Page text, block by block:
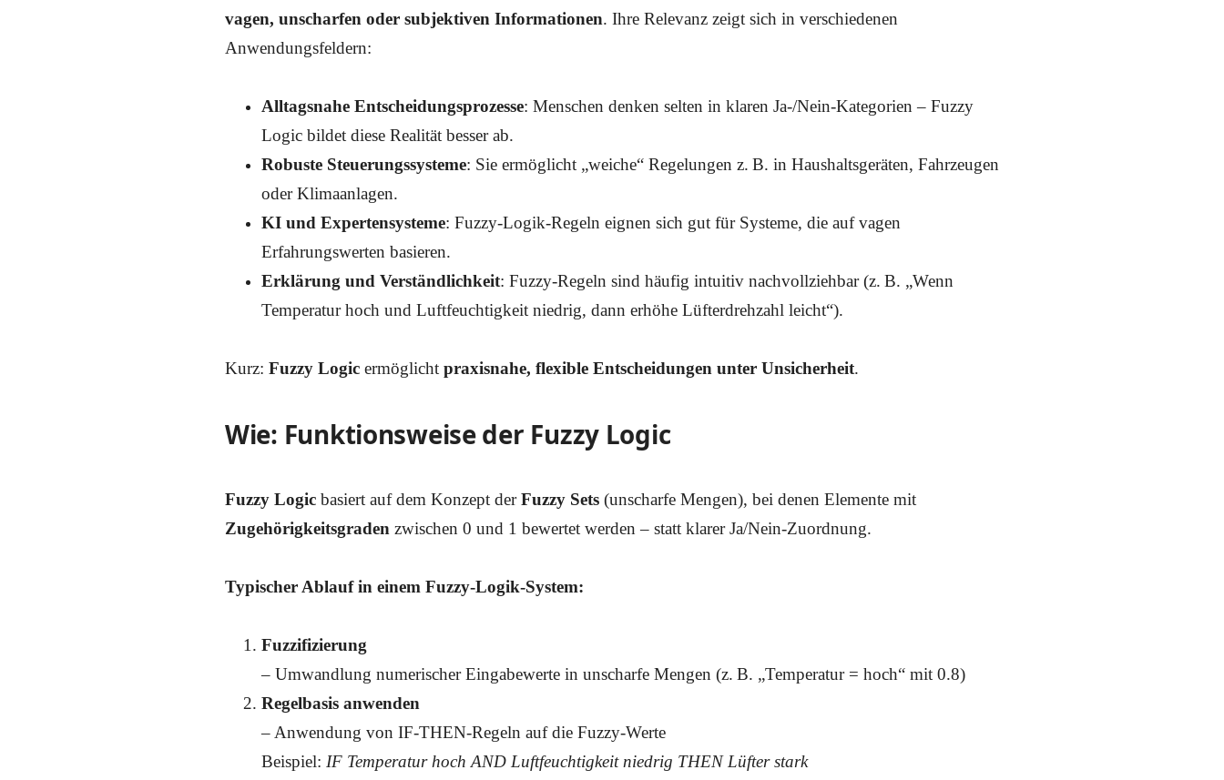
vagen, unscharfen oder subjektiven Informationen. Ihre Relevanz zeigt sich in verschiedenen
Anwendungsfeldern:
Alltagsnahe Entscheidungsprozesse: Menschen denken selten in klaren Ja-/Nein-Kategorien – Fuzzy
Logic bildet diese Realität besser ab.
Robuste Steuerungssysteme: Sie ermöglicht „weiche“ Regelungen z. B. in Haushaltsgeräten, Fahrzeugen
oder Klimaanlagen.
KI und Expertensysteme: Fuzzy-Logik-Regeln eignen sich gut für Systeme, die auf vagen
Erfahrungswerten basieren.
Erklärung und Verständlichkeit: Fuzzy-Regeln sind häufig intuitiv nachvollziehbar (z. B. „Wenn
Temperatur hoch und Luftfeuchtigkeit niedrig, dann erhöhe Lüfterdrehzahl leicht“).
Kurz: Fuzzy Logic ermöglicht praxisnahe, flexible Entscheidungen unter Unsicherheit.
Wie: Funktionsweise der Fuzzy Logic
Fuzzy Logic basiert auf dem Konzept der Fuzzy Sets (unscharfe Mengen), bei denen Elemente mit
Zugehörigkeitsgraden zwischen 0 und 1 bewertet werden – statt klarer Ja/Nein-Zuordnung.
Typischer Ablauf in einem Fuzzy-Logik-System:
Fuzzifizierung
– Umwandlung numerischer Eingabewerte in unscharfe Mengen (z. B. „Temperatur = hoch“ mit 0.8)
Regelbasis anwenden
– Anwendung von IF-THEN-Regeln auf die Fuzzy-Werte
Beispiel: IF Temperatur hoch AND Luftfeuchtigkeit niedrig THEN Lüfter stark